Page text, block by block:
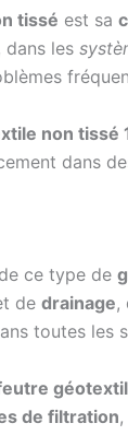
tissé est sa
dans les
non tissé
dans
de ce type de
de drainage,
toutes les
de filtration